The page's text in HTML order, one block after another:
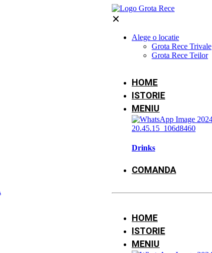
✕
Alege o locatie
Grota Rece Trivale
Grota Rece Teilor
HOME
ISTORIE
MENIU
Drinks
COMANDA
HOME
ISTORIE
MENIU